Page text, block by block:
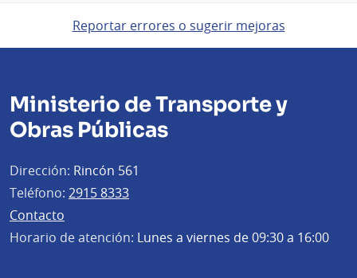
Reportar errores o sugerir mejoras
Ministerio de Transporte y
Obras Públicas
Dirección: Rincón 561
Teléfono: 2915 8333
Contacto
Horario de atención: Lunes a viernes de 09:30 a 16:00